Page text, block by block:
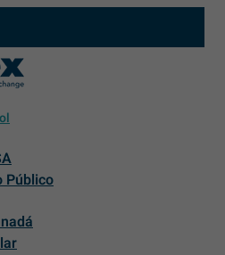
Público